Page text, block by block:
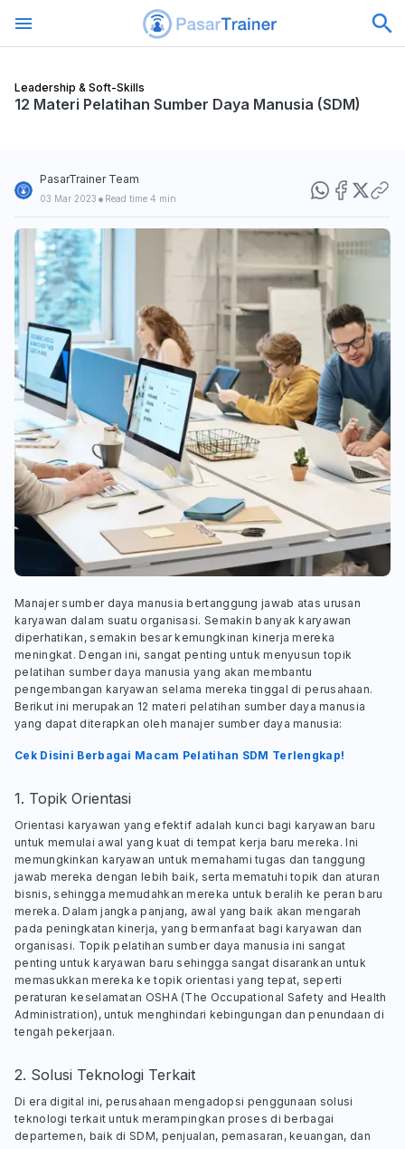
Leadership & Soft-Skills
12 Materi Pelatihan Sumber Daya Manusia (SDM)
PasarTrainer Team
03 Mar 2023 • Read time 4 min
Manajer sumber daya manusia bertanggung jawab atas urusan
karyawan dalam suatu organisasi. Semakin banyak karyawan
diperhatikan, semakin besar kemungkinan kinerja mereka
meningkat. Dengan ini, sangat penting untuk menyusun topik
pelatihan sumber daya manusia yang akan membantu
pengembangan karyawan selama mereka tinggal di perusahaan.
Berikut ini merupakan 12 materi pelatihan sumber daya manusia
yang dapat diterapkan oleh manajer sumber daya manusia:
Cek Disini Berbagai Macam Pelatihan SDM Terlengkap!
1. Topik Orientasi
Orientasi karyawan yang efektif adalah kunci bagi karyawan baru
untuk memulai awal yang kuat di tempat kerja baru mereka. Ini
memungkinkan karyawan untuk memahami tugas dan tanggung
jawab mereka dengan lebih baik, serta mematuhi topik dan aturan
bisnis, sehingga memudahkan mereka untuk beralih ke peran baru
mereka. Dalam jangka panjang, awal yang baik akan mengarah
pada peningkatan kinerja, yang bermanfaat bagi karyawan dan
organisasi. Topik pelatihan sumber daya manusia ini sangat
penting untuk karyawan baru sehingga sangat disarankan untuk
memasukkan mereka ke topik orientasi yang tepat, seperti
peraturan keselamatan OSHA (The Occupational Safety and Health
Administration), untuk menghindari kebingungan dan penundaan di
tengah pekerjaan.
2. Solusi Teknologi Terkait
Di era digital ini, perusahaan mengadopsi penggunaan solusi
teknologi terkait untuk merampingkan proses di berbagai
departemen, baik di SDM, penjualan, pemasaran, keuangan, dan